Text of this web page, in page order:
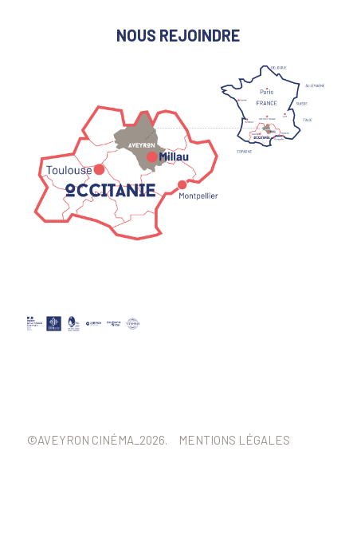
NOUS REJOINDRE
©AVEYRON CINÉMA_2026. MENTIONS LÉGALES